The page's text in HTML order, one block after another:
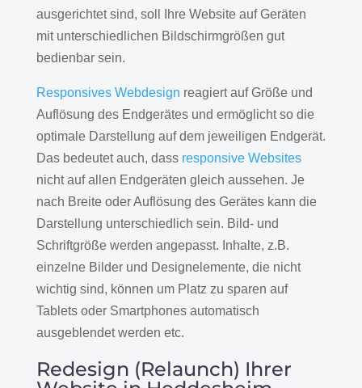
ausgerichtet sind, soll Ihre Website auf Geräten
mit unterschiedlichen Bildschirmgrößen gut
bedienbar sein.
Responsives Webdesign reagiert auf Größe und
Auflösung des Endgerätes und ermöglicht so die
optimale Darstellung auf dem jeweiligen Endgerät.
Das bedeutet auch, dass responsive Websites
nicht auf allen Endgeräten gleich aussehen. Je
nach Breite oder Auflösung des Gerätes kann die
Darstellung unterschiedlich sein. Bild- und
Schriftgröße werden angepasst. Inhalte, z.B.
einzelne Bilder und Designelemente, die nicht
wichtig sind, können um Platz zu sparen auf
Tablets oder Smartphones automatisch
ausgeblendet werden etc.
Redesign (Relaunch) Ihrer